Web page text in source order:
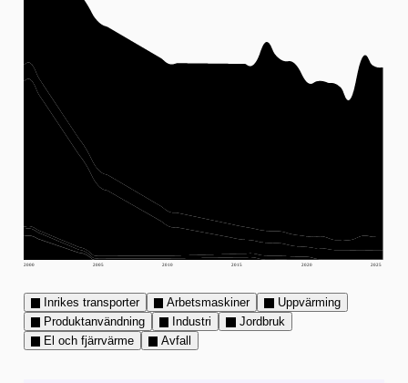
2000 2005 2010 2015 2020 2025
Inrikes transporter Arbetsmaskiner
Uppvärming
Produktanvändning
Industri
Jordbruk
El och fjärrvärme
Avfall